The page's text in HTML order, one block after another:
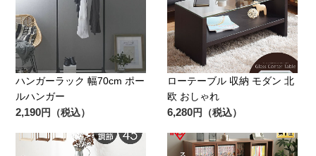
ハンガーラック 幅70cm ポー
ルハンガー
2,190円（税込）
ローテーブル 収納 モダン 北
欧 おしゃれ
6,280円（税込）